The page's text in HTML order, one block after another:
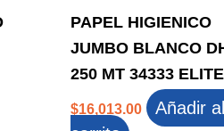
PAPEL HIGIENICO
JUMBO BLANCO
250 MT 34333 ELITE
$16,013.00
Añadir al